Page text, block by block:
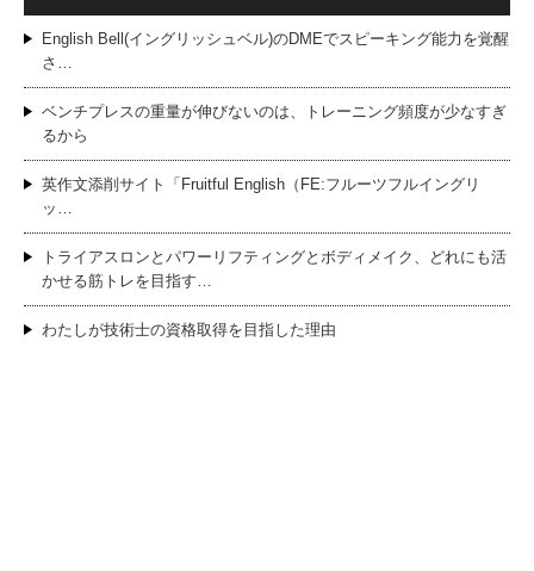
English Bell(イングリッシュベル)のDMEでスピーキング能力を覚醒
さ…
ベンチプレスの重量が伸びないのは、トレーニング頻度が少なすぎ
るから
英作文添削サイト「Fruitful English（FE:フルーツフルイングリ
ッ…
トライアスロンとパワーリフティングとボディメイク、どれにも活
かせる筋トレを目指す…
わたしが技術士の資格取得を目指した理由